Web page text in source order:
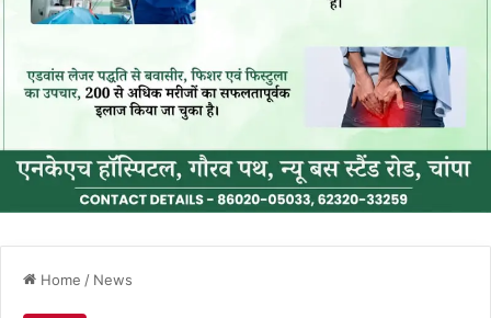
Home / News